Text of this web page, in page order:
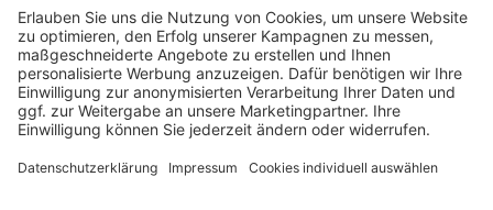
Sie sind auf der Suche nach dem passenden Druckerzubehör
oder Zubehör für das Büro, den Computer oder Ihr
Smartphone? Dann sind Sie bei Druckerzubehoer.de genau
richtig! Unser breites Sortiment bietet unter anderem Tinte
und Toner für alle gängigen Druckermodelle – großer sowie
kleiner Hersteller. Zugleich sind wir Ihr Online Fachhandel für
einrichten, die Werkstatt ausstatten oder den Alltag mit